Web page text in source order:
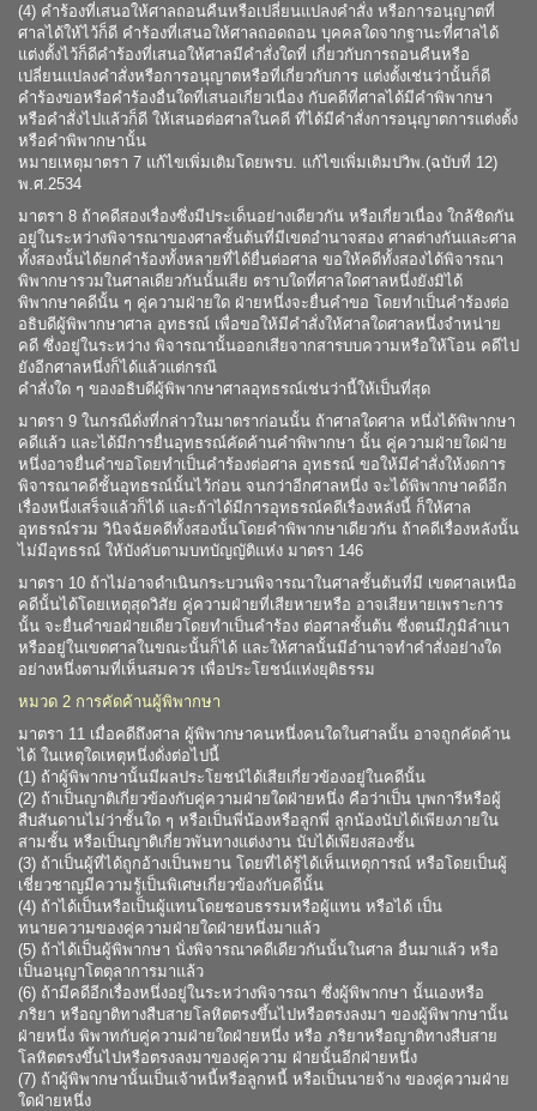
(4) คำร้องที่เสนอให้ศาลถอนคืนหรือเปลี่ยนแปลงคำสั่ง หรือการอนุญาตที่
ศาลได้ให้ไว้ก็ดี คำร้องที่เสนอให้ศาลถอดถอน บุคคลใดจากฐานะที่ศาลได้
แต่งตั้งไว้ก็ดีคำร้องที่เสนอให้ศาลมีคำสั่งใดที่ เกี่ยวกับการถอนคืนหรือ
เปลี่ยนแปลงคำสั่งหรือการอนุญาตหรือที่เกี่ยวกับการ แต่งตั้งเช่นว่านั้นก็ดี
คำร้องขอหรือคำร้องอื่นใดที่เสนอเกี่ยวเนื่อง กับคดีที่ศาลได้มีคำพิพากษา
หรือคำสั่งไปแล้วก็ดี ให้เสนอต่อศาลในคดี ที่ได้มีคำสั่งการอนุญาตการแต่งตั้ง
หรือคำพิพากษานั้น
หมายเหตุมาตรา 7 แก้ไขเพิ่มเติมโดยพรบ. แก้ไขเพิ่มเติมปวิพ.(ฉบับที่ 12)
พ.ศ.2534
มาตรา 8 ถ้าคดีสองเรื่องซึ่งมีประเด็นอย่างเดียวกัน หรือเกี่ยวเนื่อง ใกล้ชิดกัน
อยู่ในระหว่างพิจารณาของศาลชั้นต้นที่มีเขตอำนาจสอง ศาลต่างกันและศาล
ทั้งสองนั้นได้ยกคำร้องทั้งหลายที่ได้ยื่นต่อศาล ขอให้คดีทั้งสองได้พิจารณา
พิพากษารวมในศาลเดียวกันนั้นเสีย ตราบใดที่ศาลใดศาลหนึ่งยังมิได้
พิพากษาคดีนั้น ๆ คู่ความฝ่ายใด ฝ่ายหนึ่งจะยื่นคำขอ โดยทำเป็นคำร้องต่อ
อธิบดีผู้พิพากษาศาล อุทธรณ์ เพื่อขอให้มีคำสั่งให้ศาลใดศาลหนึ่งจำหน่าย
คดี ซึ่งอยู่ในระหว่าง พิจารณานั้นออกเสียจากสารบบความหรือให้โอน คดีไป
ยังอีกศาลหนึ่งก็ได้แล้วแต่กรณี
คำสั่งใด ๆ ของอธิบดีผู้พิพากษาศาลอุทธรณ์เช่นว่านี้ให้เป็นที่สุด
มาตรา 9 ในกรณีดั่งที่กล่าวในมาตราก่อนนั้น ถ้าศาลใดศาล หนึ่งได้พิพากษา
คดีแล้ว และได้มีการยื่นอุทธรณ์คัดค้านคำพิพากษา นั้น คู่ความฝ่ายใดฝ่าย
หนึ่งอาจยื่นคำขอโดยทำเป็นคำร้องต่อศาล อุทธรณ์ ขอให้มีคำสั่งให้งดการ
พิจารณาคดีชั้นอุทธรณ์นั้นไว้ก่อน จนกว่าอีกศาลหนึ่ง จะได้พิพากษาคดีอีก
เรื่องหนึ่งเสร็จแล้วก็ได้ และถ้าได้มีการอุทธรณ์คดีเรื่องหลังนี้ ก็ให้ศาล
อุทธรณ์รวม วินิจฉัยคดีทั้งสองนั้นโดยคำพิพากษาเดียวกัน ถ้าคดีเรื่องหลังนั้น
ไม่มีอุทธรณ์ ให้บังคับตามบทบัญญัติแห่ง มาตรา 146
มาตรา 10 ถ้าไม่อาจดำเนินกระบวนพิจารณาในศาลชั้นต้นที่มี เขตศาลเหนือ
คดีนั้นได้โดยเหตุสุดวิสัย คู่ความฝ่ายที่เสียหายหรือ อาจเสียหายเพราะการ
นั้น จะยื่นคำขอฝ่ายเดียวโดยทำเป็นคำร้อง ต่อศาลชั้นต้น ซึ่งตนมีภูมิลำเนา
หรืออยู่ในเขตศาลในขณะนั้นก็ได้ และให้ศาลนั้นมีอำนาจทำคำสั่งอย่างใด
อย่างหนึ่งตามที่เห็นสมควร เพื่อประโยชน์แห่งยุติธรรม
หมวด 2 การคัดค้านผู้พิพากษา
มาตรา 11 เมื่อคดีถึงศาล ผู้พิพากษาคนหนึ่งคนใดในศาลนั้น อาจถูกคัดค้าน
ได้ ในเหตุใดเหตุหนึ่งดั่งต่อไปนี้
(1) ถ้าผู้พิพากษานั้นมีผลประโยชน์ได้เสียเกี่ยวข้องอยู่ในคดีนั้น
(2) ถ้าเป็นญาติเกี่ยวข้องกับคู่ความฝ่ายใดฝ่ายหนึ่ง คือว่าเป็น บุพการีหรือผู้
สืบสันดานไม่ว่าชั้นใด ๆ หรือเป็นพี่น้องหรือลูกพี่ ลูกน้องนับได้เพียงภายใน
สามชั้น หรือเป็นญาติเกี่ยวพันทางแต่งงาน นับได้เพียงสองชั้น
(3) ถ้าเป็นผู้ที่ได้ถูกอ้างเป็นพยาน โดยที่ได้รู้ได้เห็นเหตุการณ์ หรือโดยเป็นผู้
เชี่ยวชาญมีความรู้เป็นพิเศษเกี่ยวข้องกับคดีนั้น
(4) ถ้าได้เป็นหรือเป็นผู้แทนโดยชอบธรรมหรือผู้แทน หรือได้ เป็น
ทนายความของคู่ความฝ่ายใดฝ่ายหนึ่งมาแล้ว
(5) ถ้าได้เป็นผู้พิพากษา นั่งพิจารณาคดีเดียวกันนั้นในศาล อื่นมาแล้ว หรือ
เป็นอนุญาโตตุลาการมาแล้ว
(6) ถ้ามีคดีอีกเรื่องหนึ่งอยู่ในระหว่างพิจารณา ซึ่งผู้พิพากษา นั้นเองหรือ
ภริยา หรือญาติทางสืบสายโลหิตตรงขึ้นไปหรือตรงลงมา ของผู้พิพากษานั้น
ฝ่ายหนึ่ง พิพาทกับคู่ความฝ่ายใดฝ่ายหนึ่ง หรือ ภริยาหรือญาติทางสืบสาย
โลหิตตรงขึ้นไปหรือตรงลงมาของคู่ความ ฝ่ายนั้นอีกฝ่ายหนึ่ง
(7) ถ้าผู้พิพากษานั้นเป็นเจ้าหนี้หรือลูกหนี้ หรือเป็นนายจ้าง ของคู่ความฝ่าย
ใดฝ่ายหนึ่ง